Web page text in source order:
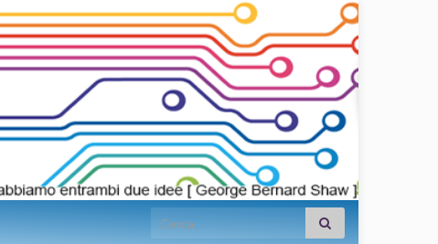
Search for: